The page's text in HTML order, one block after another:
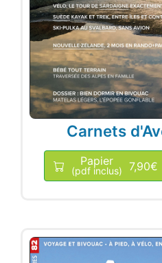
Carnets
Papier
(pdf inclus) 7,90€